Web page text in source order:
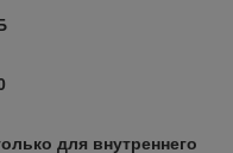
для внутреннего